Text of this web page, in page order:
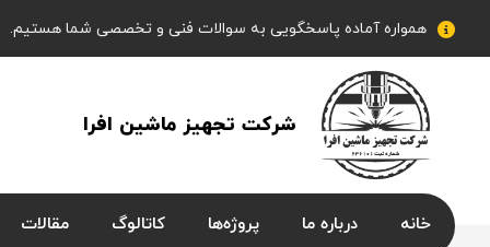
همواره آماده پاسخگویی به سوالات فنی و تخصصی شما هستیم.
شرکت تجهیز ماشین افرا
خانه درباره ما پروژه‌ها کاتالوگ مقالات